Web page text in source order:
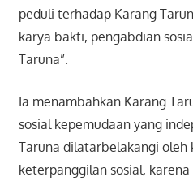
peduli terhadap Karang
karya bakti, pengabdian
Taruna”.
Ia menambahkan Karang
sosial kepemudaan yang
Taruna dilatarbelakangi oleh
keterpanggilan sosial,